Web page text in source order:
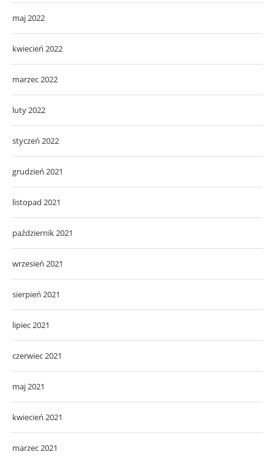
maj 2022
kwiecień 2022
marzec 2022
luty 2022
styczeń 2022
grudzień 2021
listopad 2021
październik 2021
wrzesień 2021
sierpień 2021
lipiec 2021
czerwiec 2021
maj 2021
kwiecień 2021
marzec 2021